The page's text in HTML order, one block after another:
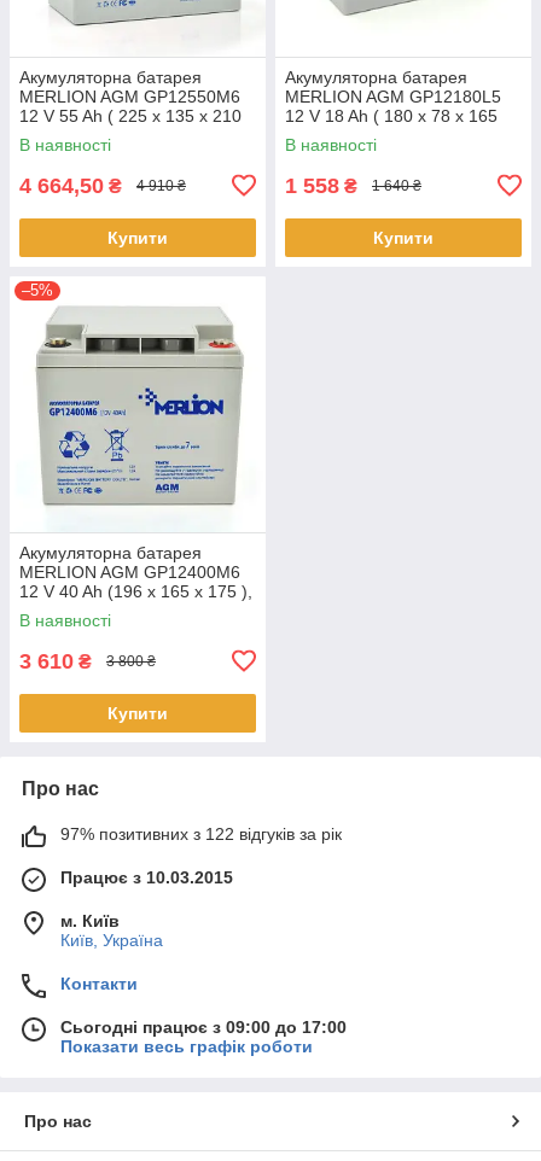
Акумуляторна батарея
MERLION AGM GP12550M6
12 V 55 Ah ( 225 x 135 x 210
(215) ), 14.1 kg Q1/48
В наявності
4 664,50 ₴ 4 910 ₴
Купити
Акумуляторна батарея
MERLION AGM GP12180L5
12 V 18 Ah ( 180 x 78 x 165
(168)), 4.65 kg Q4/192
В наявності
1 558 ₴ 1 640 ₴
Купити
–5%
Акумуляторна батарея
MERLION AGM GP12400M6
12 V 40 Ah (196 x 165 x 175 ),
11.9 kg Q1/96
В наявності
3 610 ₴ 3 800 ₴
Купити
Про нас
97% позитивних з 122 відгуків за рік
Працює з 10.03.2015
м. Київ
Київ, Україна
Контакти
Сьогодні працює з 09:00 до 17:00
Показати весь графік роботи
Про нас